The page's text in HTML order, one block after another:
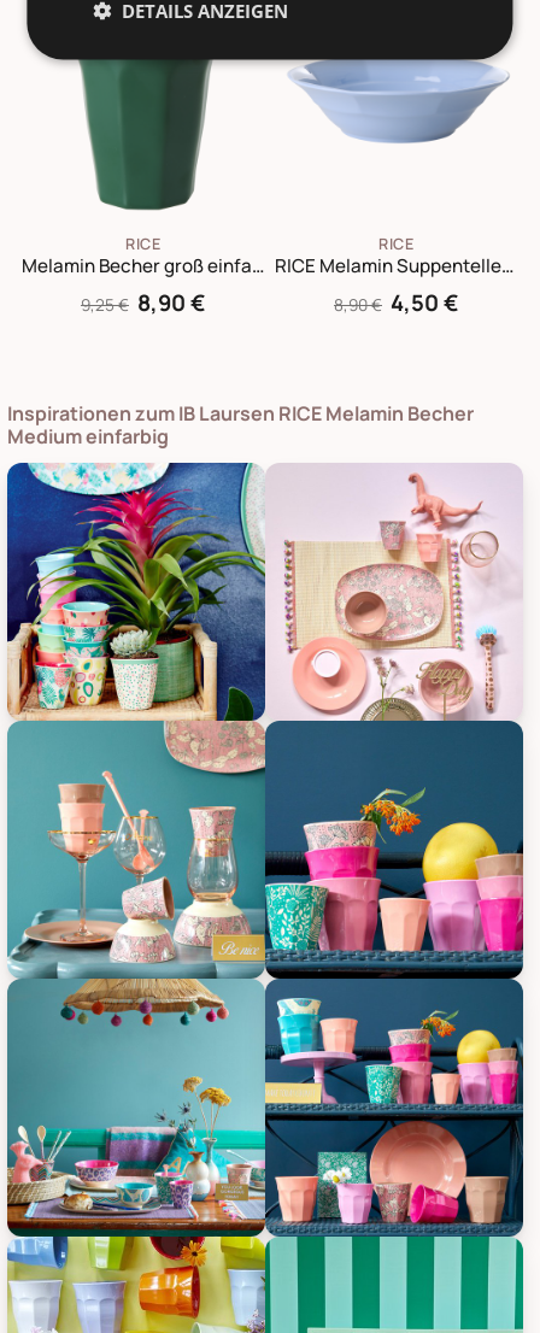
RICE
Melamin Becher groß einfarbig
9,25 € 8,90 €
RICE
RICE Melamin Suppenteller einfarbig
8,90 € 4,50 €
Inspirationen zum IB Laursen RICE Melamin Becher
Medium einfarbig
RICE Melamin Becher Medium einfarbig, Bild 1RICE Melamin Becher Medium
RICE Melamin Becher Medium einfarbig, Bild 3RICE Melamin Becher Medium
RICE Melamin Becher Medium einfarbig, Bild 5RICE Melamin Becher Medium
DETAILS ANZEIGEN